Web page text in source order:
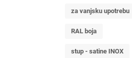
za vanjsku upotrebu
RAL boja
stup - satine INOX